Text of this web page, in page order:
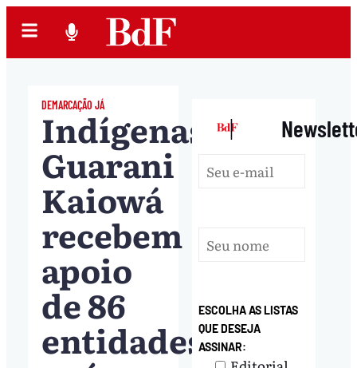
DEMARCAÇÃO JÁ
Indígenas
Guarani
Kaiowá
recebem
apoio
de 86
entidades
|
ESCOLHA AS LISTAS
QUE DESEJA
ASSINAR: